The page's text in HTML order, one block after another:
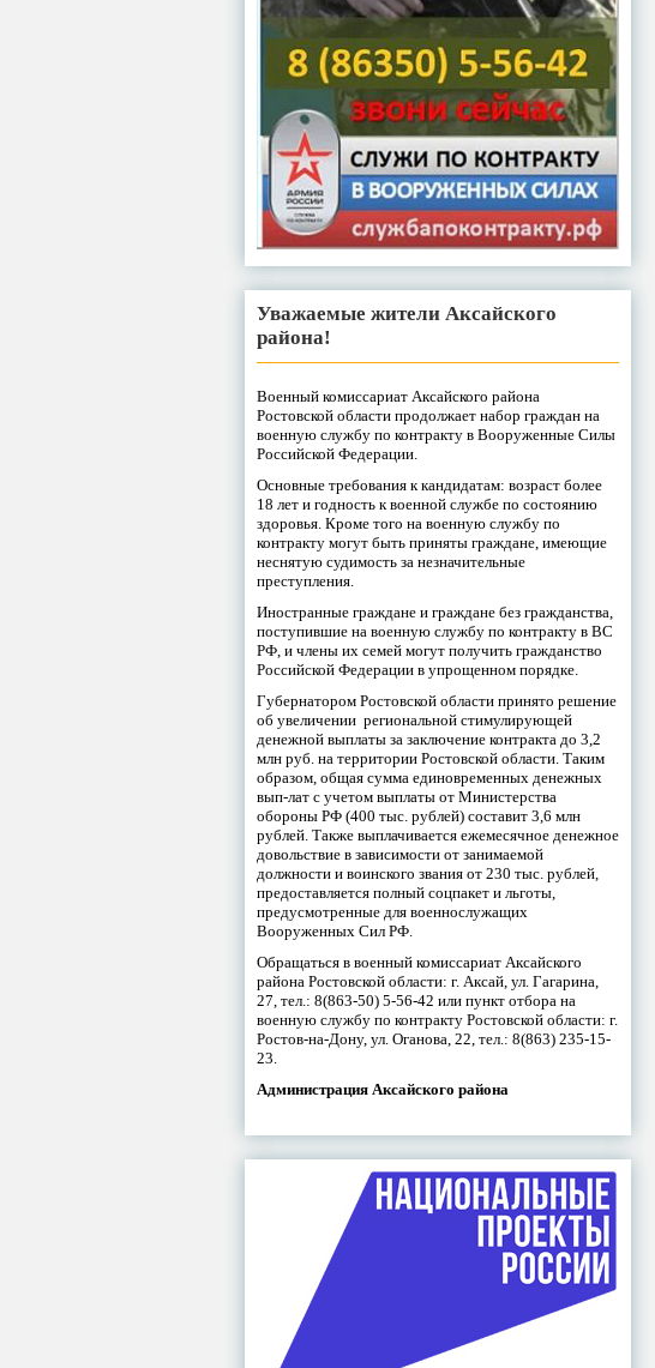
Уважаемые жители Аксайского
района!
Военный комиссариат Аксайского района
Ростовской области продолжает набор граждан на
военную службу по контракту в Вооруженные Силы
Российской Федерации.
Основные требования к кандидатам: возраст более
18 лет и годность к военной службе по состоянию
здоровья. Кроме того на военную службу по
контракту могут быть приняты граждане, имеющие
неснятую судимость за незначительные
преступления.
Иностранные граждане и граждане без гражданства,
поступившие на военную службу по контракту в ВС
РФ, и члены их семей могут получить гражданство
Российской Федерации в упрощенном порядке.
Губернатором Ростовской области принято решение
об увеличении региональной стимулирующей
денежной выплаты за заключение контракта до 3,2
млн руб. на территории Ростовской области. Таким
образом, общая сумма единовременных денежных
вып-лат с учетом выплаты от Министерства
обороны РФ (400 тыс. рублей) составит 3,6 млн
рублей. Также выплачивается ежемесячное денежное
довольствие в зависимости от занимаемой
должности и воинского звания от 230 тыс. рублей,
предоставляется полный соцпакет и льготы,
предусмотренные для военнослужащих
Вооруженных Сил РФ.
Обращаться в военный комиссариат Аксайского
района Ростовской области: г. Аксай, ул. Гагарина,
27, тел.: 8(863-50) 5-56-42 или пункт отбора на
военную службу по контракту Ростовской области: г.
Ростов-на-Дону, ул. Оганова, 22, тел.: 8(863) 235-15-
23.
Администрация Аксайского района